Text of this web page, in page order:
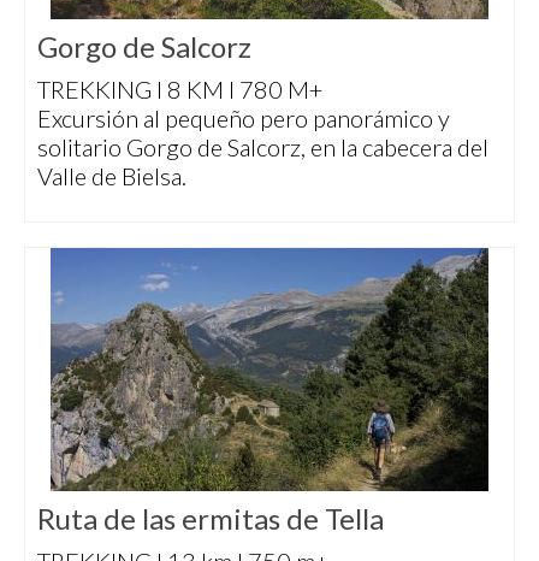
Gorgo de Salcorz
TREKKING I 8 KM I 780 M+
Excursión al pequeño pero panorámico y
solitario Gorgo de Salcorz, en la cabecera del
Valle de Bielsa.
Ruta de las ermitas de Tella